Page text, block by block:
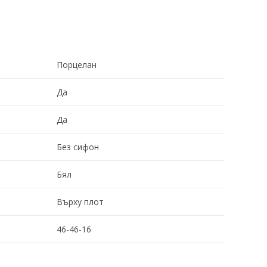
Порцелан
Да
Да
Без сифон
Бял
Върху плот
46-46-16